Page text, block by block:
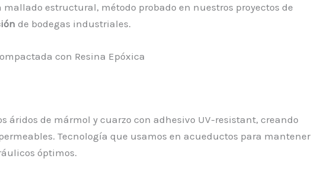
mallado estructural, método probado en nuestros proyectos de
de bodegas industriales.
con Resina Epóxica
áridos de mármol y cuarzo con adhesivo UV-resistant, creando
Tecnología que usamos en acueductos para mantener
óptimos.